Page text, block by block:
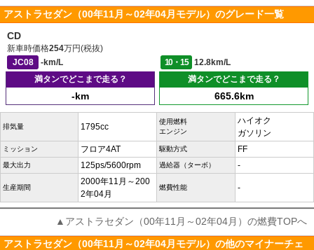
アストラセダン（00年11月～02年04月モデル）のグレード一覧
CD
新車時価格254万円(税抜)
JC08
-km/L 10・15
12.8km/L
満タンでどこまで走る？
-km
満タンでどこまで走る？
665.6km
排気量 1795cc
使用燃料
エンジン
ハイオク
ガソリン
ミッション フロア4AT 駆動方式 FF
最大出力 125ps/5600rpm 過給器（ターボ） -
生産期間
2000年11月～200
2年04月
燃費性能 -
▲アストラセダン（00年11月～02年04月）の燃費TOPへ
アストラセダン（00年11月～02年04月モデル）の他のマイナーチェ